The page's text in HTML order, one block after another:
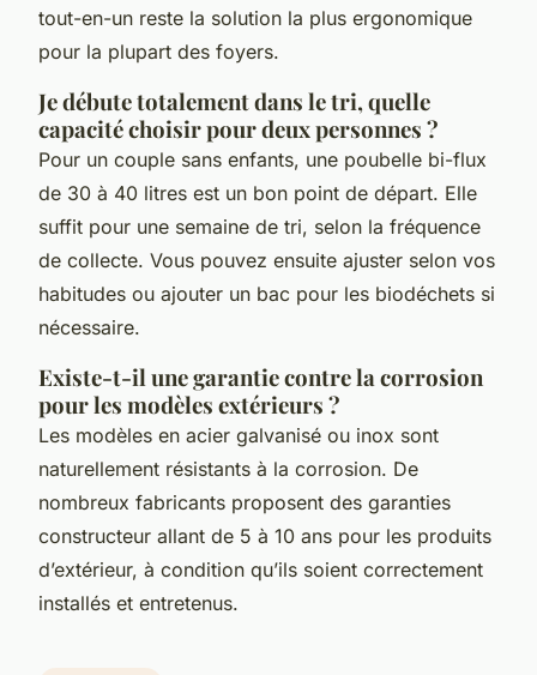
tout-en-un reste la solution la plus ergonomique
pour la plupart des foyers.
Je débute totalement dans le tri, quelle
capacité choisir pour deux personnes ?
Pour un couple sans enfants, une poubelle bi-flux
de 30 à 40 litres est un bon point de départ. Elle
suffit pour une semaine de tri, selon la fréquence
de collecte. Vous pouvez ensuite ajuster selon vos
habitudes ou ajouter un bac pour les biodéchets si
nécessaire.
Existe-t-il une garantie contre la corrosion
pour les modèles extérieurs ?
Les modèles en acier galvanisé ou inox sont
naturellement résistants à la corrosion. De
nombreux fabricants proposent des garanties
constructeur allant de 5 à 10 ans pour les produits
d’extérieur, à condition qu’ils soient correctement
installés et entretenus.